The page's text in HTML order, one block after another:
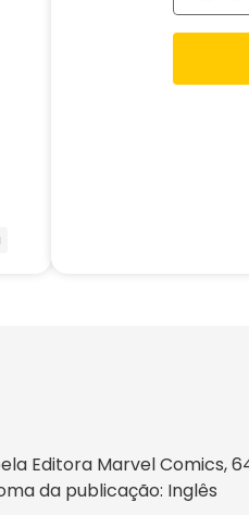
Editora Marvel Comics,
da publicação: Inglês